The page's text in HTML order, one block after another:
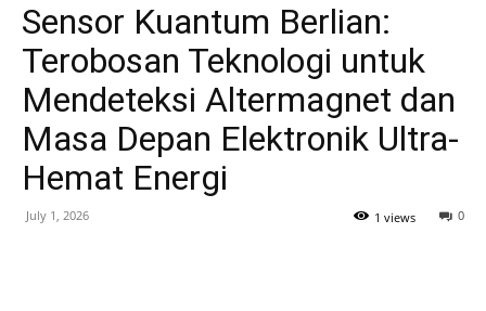
Sensor Kuantum Berlian:
Terobosan Teknologi untuk
Mendeteksi Altermagnet dan
Masa Depan Elektronik Ultra-
Hemat Energi
July 1, 2026 0
1 views